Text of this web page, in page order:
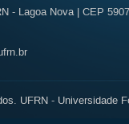
- Lagoa Nova | CEP
UFRN - Universidade